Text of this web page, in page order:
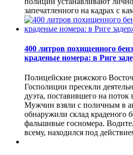
запечатленного на кадрах с
400 литров похищенного
краденые номера: в Риге
Полицейские рижского
Госполиции пресекли
дуэта, поставившего на поток
Мужчин взяли с поличным в
обнаружили склад краденого
фальшивые госномера.
всему, находился под